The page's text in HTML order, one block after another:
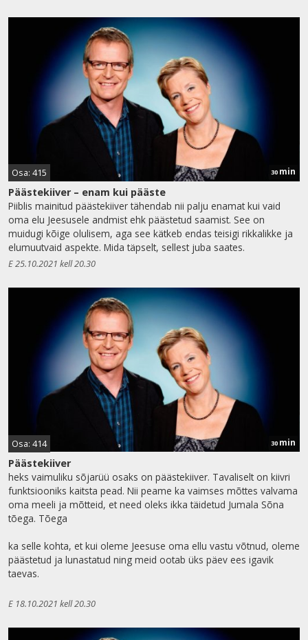
Osa: 415 30 min
Päästekiiver – enam kui pääste
Piiblis mainitud päästekiiver tähendab nii palju enamat kui vaid
oma elu Jeesusele andmist ehk päästetud saamist. See on
muidugi kõige olulisem, aga see kätkeb endas teisigi rikkalikke ja
elumuutvaid aspekte. Mida täpselt, sellest juba saates.
E 25.10.2021 kell 20.30
Osa: 414 30 min
Päästekiiver
heks vaimuliku sõjarüü osaks on päästekiiver. Tavaliselt on kiivri
funktsiooniks kaitsta pead. Nii peame ka vaimses mõttes valvama
oma meeli ja mõtteid, et need oleks ikka täidetud Jumala Sõna
tõega. Tõega
ka selle kohta, et kui oleme Jeesuse oma ellu vastu võtnud, oleme
päästetud ja lunastatud ning meid ootab üks päev ees igavik
taevas.
E 18.10.2021 kell 20.30